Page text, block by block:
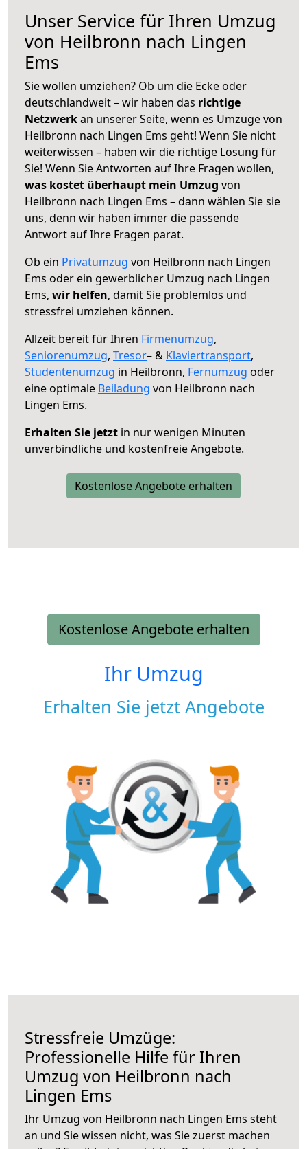
Unser Service für Ihren Umzug
von Heilbronn nach Lingen
Ems
Sie wollen umziehen? Ob um die Ecke oder
deutschlandweit – wir haben das richtige
Netzwerkan unserer Seite, wenn es Umzüge von
Heilbronn nach Lingen Ems geht! Wenn Sie nicht
weiterwissen – haben wir die richtige Lösung für
Sie! Wenn Sie Antworten auf Ihre Fragen wollen,
was kostet überhaupt mein Umzug von
Heilbronn nach Lingen Ems – dann wählen Sie sie
uns, denn wir haben immer die passende
Antwort auf Ihre Fragen parat.
Ob ein Privatumzug von Heilbronn nach Lingen
Ems oder ein gewerblicher Umzug nach Lingen
Ems, wir helfen, damit Sie problemlos und
stressfrei umziehen können.
Allzeit bereit für Ihren Firmenumzug,
Seniorenumzug, Tresor– & Klaviertransport,
Studentenumzug in Heilbronn, Fernumzug oder
eine optimale Beiladung von Heilbronn nach
Lingen Ems.
Erhalten Sie jetzt in nur wenigen Minuten
unverbindliche und kostenfreie Angebote.
Kostenlose Angebote erhalten
Kostenlose Angebote erhalten
Ihr Umzug
Erhalten Sie jetzt Angebote
Stressfreie Umzüge:
Professionelle Hilfe für Ihren
Umzug von Heilbronn nach
Lingen Ems
Ihr Umzug von Heilbronn nach Lingen Ems steht
an und Sie wissen nicht, was Sie zuerst machen